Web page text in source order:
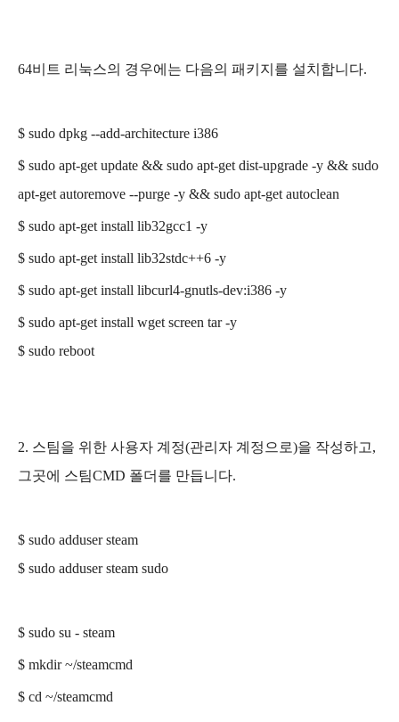
64비트 리눅스의 경우에는 다음의 패키지를 설치합니다.
$ sudo dpkg --add-architecture i386
$ sudo apt-get update && sudo apt-get dist-upgrade -y && sudo
apt-get autoremove --purge -y && sudo apt-get autoclean
$ sudo apt-get install lib32gcc1 -y
$ sudo apt-get install lib32stdc++6 -y
$ sudo apt-get install libcurl4-gnutls-dev:i386 -y
$ sudo apt-get install wget screen tar-y
$ sudo reboot
2. 스팀을 위한 사용자 계정(관리자 계정으로)을 작성하고,
그곳에 스팀CMD 폴더를 만듭니다.
$ sudo adduser steam
$ sudo adduser steam sudo
$ sudo su - steam
$ mkdir ~/steamcmd
$ cd ~/steamcmd